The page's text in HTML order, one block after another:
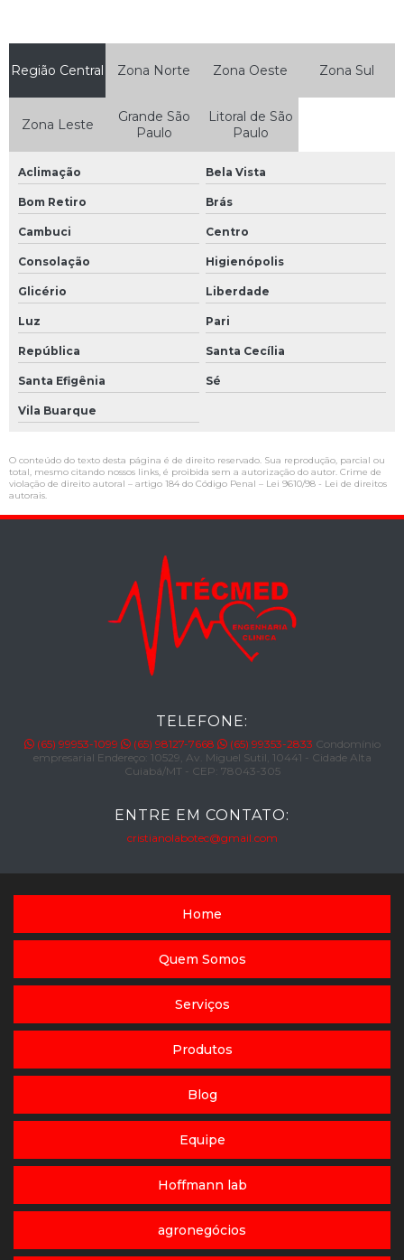
Região Central Zona Norte Zona Oeste Zona Sul
Zona Leste
Grande São
Paulo
Litoral de São
Paulo
Aclimação Bela Vista
Bom Retiro Brás
Cambuci Centro
Consolação Higienópolis
Glicério Liberdade
Luz Pari
República Santa Cecília
Santa Efigênia Sé
Vila Buarque
O conteúdo do texto desta página é de direito reservado. Sua reprodução, parcial ou
total, mesmo citando nossos links, é proibida sem a autorização do autor. Crime de
violação de direito autoral – artigo 184 do Código Penal – Lei 9610/98 - Lei de direitos
autorais.
TELEFONE:
(65) 99953-1099 (65) 98127-7668 (65) 99353-2833 Condomínio
empresarial Endereço: 10529, Av. Miguel Sutil, 10441 - Cidade Alta
Cuiabá/MT - CEP: 78043-305
ENTRE EM CONTATO:
cristianolabotec@gmail.com
Home
Quem Somos
Serviços
Produtos
Blog
Equipe
Hoffmann lab
agronegócios